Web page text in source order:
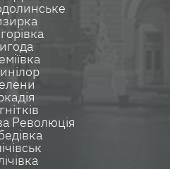
Революція